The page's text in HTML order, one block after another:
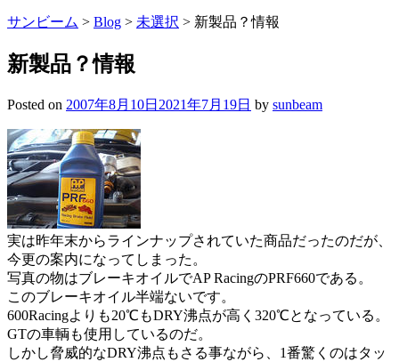
サンビーム > Blog > 未選択 > 新製品？情報
新製品？情報
Posted on 2007年8月10日 2021年7月19日 by sunbeam
実は昨年末からラインナップされていた商品だったのだが、
今更の案内になってしまった。
写真の物はブレーキオイルでAP RacingのPRF660である。
このブレーキオイル半端ないです。
600Racingよりも20℃もDRY沸点が高く320℃となっている。
GTの車輌も使用しているのだ。
しかし脅威的なDRY沸点もさる事ながら、1番驚くのはタッ